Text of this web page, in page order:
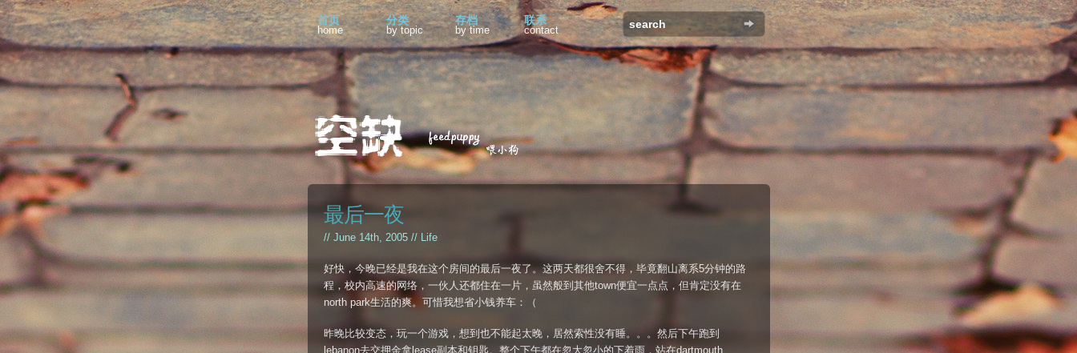
首页
home
分类
by topic
存档
by time
联系
contact
最后一夜
// June 14th, 2005 // Life
好快，今晚已经是我在这个房间的最后一夜了。这两天都很舍不得，毕竟翻山离系5分钟的路
程，校内高速的网络，一伙人还都住在一片，虽然般到其他town便宜一点点，但肯定没有在
north park生活的爽。可惜我想省小钱养车：（
昨晚比较变态，玩一个游戏，想到也不能起太晚，居然索性没有睡。。。然后下午跑到
lebanon去交押金拿lease副本和钥匙。整个下午都在忽大忽小的下着雨，站在dartmouth